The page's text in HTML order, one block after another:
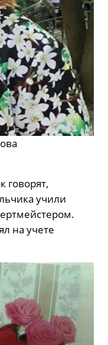
говорят,
учили
на учете